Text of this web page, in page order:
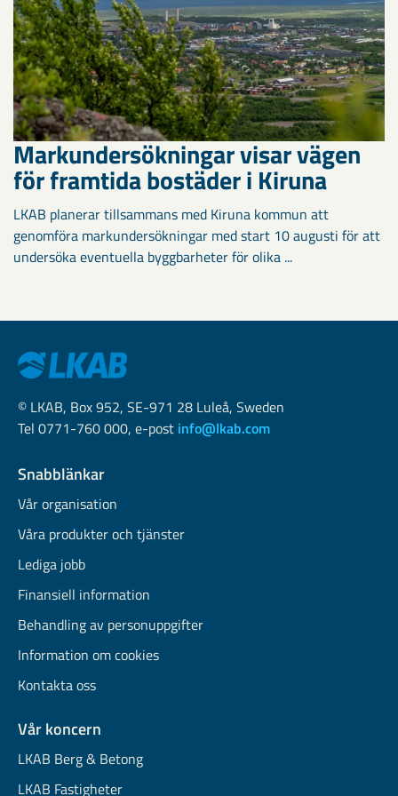
Markundersökningar visar vägen
för framtida bostäder i Kiruna
LKAB planerar tillsammans med Kiruna kommun att
genomföra markundersökningar med start 10 augusti för att
undersöka eventuella byggbarheter för olika ...
© LKAB, Box 952, SE-971 28 Luleå, Sweden
Tel 0771-760 000, e-post info@lkab.com
Snabblänkar
Vår organisation
Våra produkter och tjänster
Lediga jobb
Finansiell information
Behandling av personuppgifter
Information om cookies
Kontakta oss
Vår koncern
LKAB Berg & Betong
LKAB Fastigheter